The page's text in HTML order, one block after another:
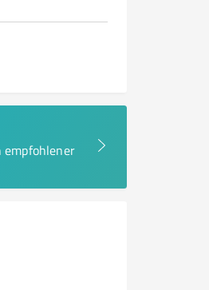
empfohlener